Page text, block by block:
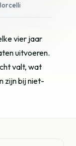
vier jaar
uitvoeren.
valt, wat
zijn bij niet-